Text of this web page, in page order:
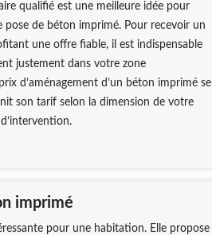
qualifié est une meilleure idée pour
pose de béton imprimé. Pour recevoir un
une offre fiable, il est indispensable
justement dans votre zone
d’aménagement d’un béton imprimé se
son tarif selon la dimension de votre
imprimé
pour une habitation. Elle propose